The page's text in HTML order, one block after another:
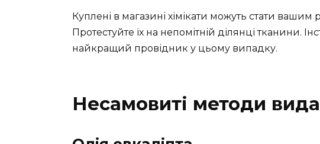
Куплені в магазині хімікати можуть стати вашим
Протестуйте їх на непомітній ділянці тканини.
найкращий провідник у цьому випадку.
Несамовиті методи